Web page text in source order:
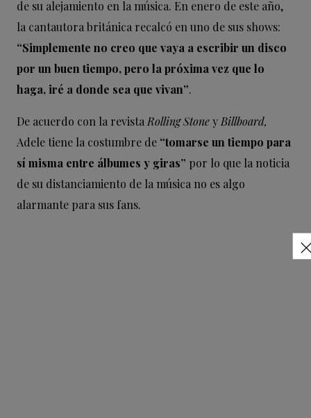
de su alejamiento en la música. En enero de este año,
la cantautora británica recalcó en uno de sus shows:
“Simplemente no creo que vaya a escribir un disco
por un buen tiempo, pero la próxima vez que lo
haga, iré a donde sea que vivan”.
De acuerdo con la revista Rolling Stoney Billboard,
Adele tiene la costumbre de “tomarse un tiempo para
sí misma entre álbumes y giras” por lo que la noticia
de su distanciamiento de la música no es algo
alarmante para sus fans.